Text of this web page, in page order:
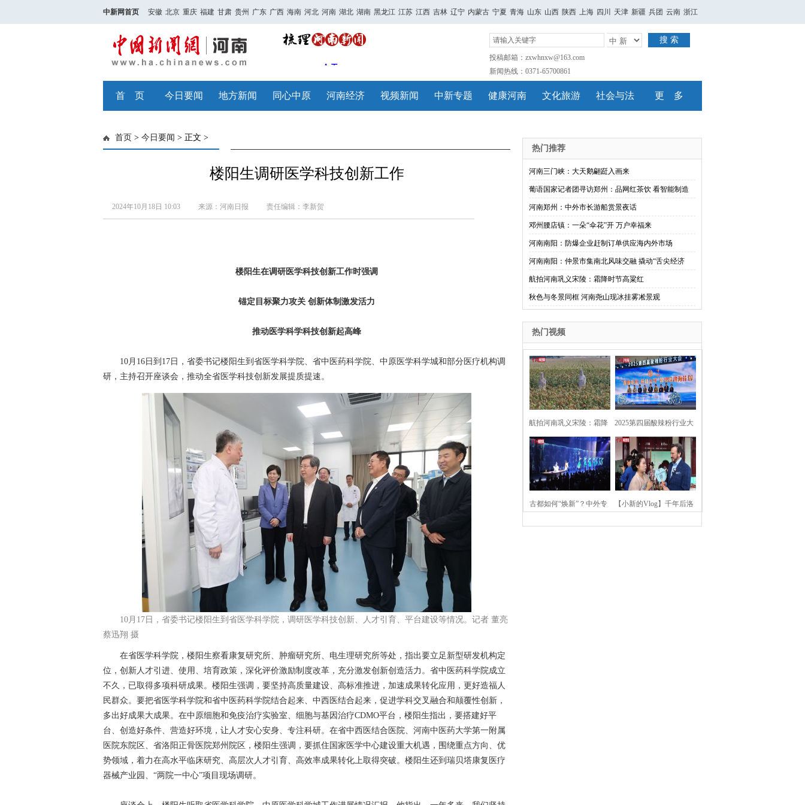
中新网首页 安徽 北京 重庆 福建 甘肃 贵州 广东 广西 海南 河北 河南 湖北 湖南 黑龙江 江苏 江西 吉林 辽宁 内蒙古 宁夏 青海 山东 山西 陕西 上海 四川 天津 新疆 兵团 云南 浙江
搜 索
投稿邮箱：zxwhnxw@163.com
新闻热线：0371-65700861
首 页 今日要闻 地方新闻 同心中原 河南经济 视频新闻 中新专题 健康河南 文化旅游 社会与法 更 多
首页 > 今日要闻 > 正文 >
楼阳生调研医学科技创新工作
2024年10月18日 10:03 来源：河南日报 责任编辑：李新贺
楼阳生在调研医学科技创新工作时强调
锚定目标聚力攻关 创新体制激发活力
推动医学科学科技创新起高峰
10月16日到17日，省委书记楼阳生到省医学科学院、省中医药科学院、中原医学科学城和部分医疗机构调
研，主持召开座谈会，推动全省医学科技创新发展提质提速。
10月17日，省委书记楼阳生到省医学科学院，调研医学科技创新、人才引育、平台建设等情况。记者 董亮
蔡迅翔 摄
在省医学科学院，楼阳生察看康复研究所、肿瘤研究所、电生理研究所等处，指出要立足新型研发机构定
位，创新人才引进、使用、培育政策，深化评价激励制度改革，充分激发创新创造活力。省中医药科学院成立
不久，已取得多项科研成果。楼阳生强调，要坚持高质量建设、高标准推进，加速成果转化应用，更好造福人
民群众。要把省医学科学院和省中医药科学院结合起来、中西医结合起来，促进学科交叉融合和颠覆性创新，
多出好成果大成果。在中原细胞和免疫治疗实验室、细胞与基因治疗CDMO平台，楼阳生指出，要搭建好平
台、创造好条件、营造好环境，让人才安心安身、专注科研。在省中西医结合医院、河南中医药大学第一附属
医院东院区、省洛阳正骨医院郑州院区，楼阳生强调，要抓住国家医学中心建设重大机遇，围绕重点方向、优
势领域，着力在高水平临床研究、高层次人才引育、高效率成果转化上取得突破。楼阳生还到瑞贝塔康复医疗
器械产业园、“两院一中心”项目现场调研。
热门推荐
河南三门峡：大天鹅翩跹入画来
葡语国家记者团寻访郑州：品网红茶饮 看智能制造
河南郑州：中外市长游船赏景夜话
邓州腰店镇：一朵“伞花”开 万户幸福来
河南南阳：防爆企业赶制订单供应海内外市场
河南南阳：仲景市集南北风味交融 撬动“舌尖经济
航拍河南巩义宋陵：霜降时节高粱红
秋色与冬景同框 河南尧山现冰挂雾凇景观
热门视频
航拍河南巩义宋陵：霜降
时节高粱红
2025第四届酸辣粉行业大
会在河南开封举行
古都如何“焕新”？中外专 【小新的Vlog】千年后洛